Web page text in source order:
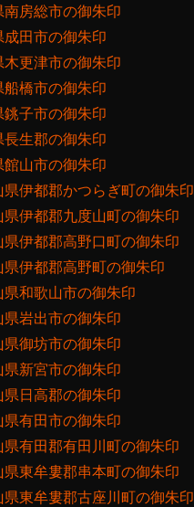
南房総市の御朱印
成田市の御朱印
木更津市の御朱印
船橋市の御朱印
銚子市の御朱印
長生郡の御朱印
館山市の御朱印
県伊都郡かつらぎ町の御朱印
県伊都郡九度山町の御朱印
県伊都郡高野口町の御朱印
県伊都郡高野町の御朱印
県和歌山市の御朱印
県岩出市の御朱印
県御坊市の御朱印
県新宮市の御朱印
県日高郡の御朱印
県有田市の御朱印
県有田郡有田川町の御朱印
県東牟婁郡串本町の御朱印
県東牟婁郡古座川町の御朱印